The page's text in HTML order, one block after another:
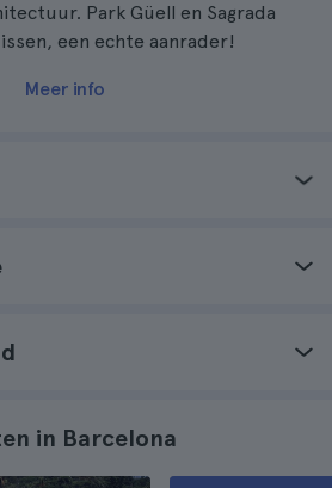
Park Güell en Sagrada
een echte aanrader!
Meer info
in Barcelona